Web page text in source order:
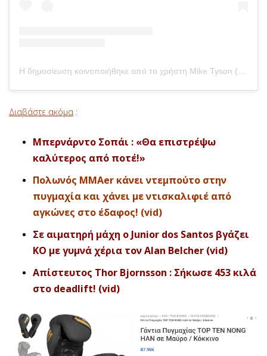
Διαβάστε ακόμα :
Μπερνάρντο Σοπάι : «Θα επιστρέψω
καλύτερος από ποτέ!»
Πολωνός ΜΜΑer κάνει ντεμπούτο στην
πυγμαχία και χάνει με ντισκαλιφιέ από
αγκώνες στο έδαφος! (vid)
Σε αιματηρή μάχη ο Junior dos Santos βγάζει
ΚΟ με γυμνά χέρια τον Alan Belcher (vid)
Απίστευτος Thor Bjornsson : Σήκωσε 453 κιλά
στο deadlift! (vid)